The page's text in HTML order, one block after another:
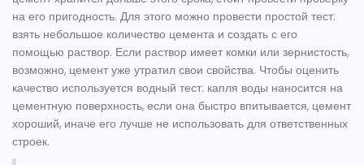
на его пригодность. Для этого можно провести простой тест:
взять небольшое количество цемента и создать с его
помощью раствор. Если раствор имеет комки или зернистость,
возможно, цемент уже утратил свои свойства. Чтобы оценить
качество используется водный тест: капля воды наносится на
цементную поверхность, если она быстро впитывается, цемент
хороший, иначе его лучше не использовать для ответственных
строек.